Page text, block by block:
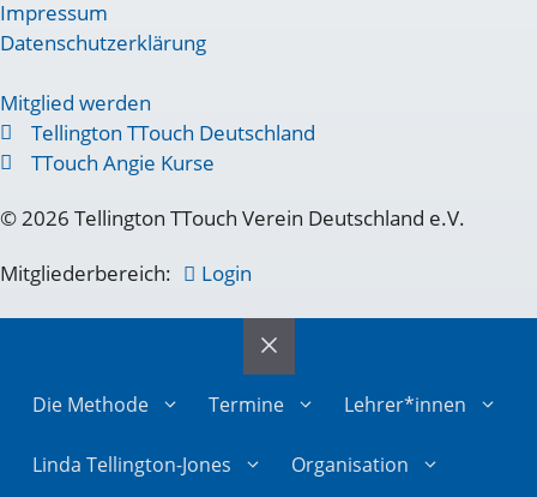
Impressum
Datenschutzerklärung
Mitglied werden
Tellington TTouch Deutschland
TTouch Angie Kurse
© 2026 Tellington TTouch Verein Deutschland e.V.
Mitgliederbereich:
Login
Die Methode Termine Lehrer*innen
Linda Tellington-Jones Organisation